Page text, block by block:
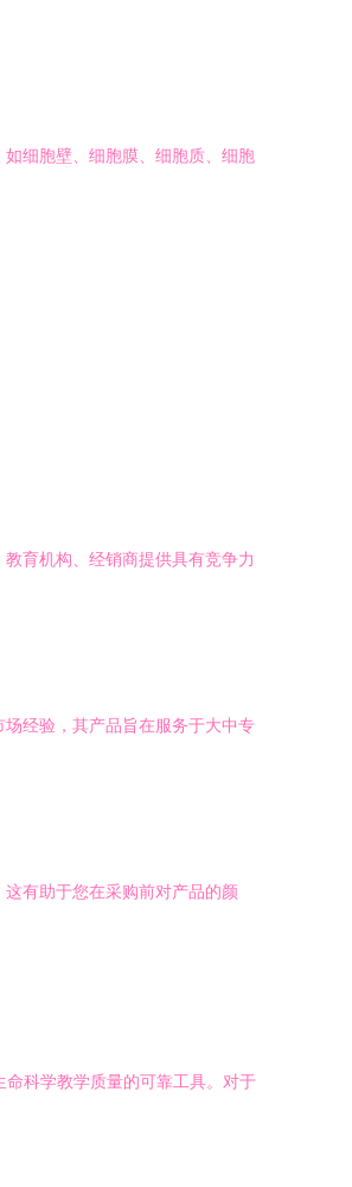
细胞壁、细胞膜、细胞质、细胞
育机构、经销商提供具有竞争力
经验，其产品旨在服务于大中专
有助于您在采购前对产品的颜
科学教学质量的可靠工具。对于